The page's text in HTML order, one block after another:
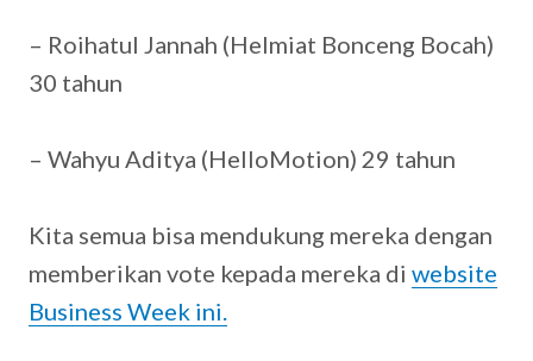
– Roihatul Jannah (Helmiat Bonceng Bocah)
30 tahun
– Wahyu Aditya (HelloMotion) 29 tahun
Kita semua bisa mendukung mereka dengan
memberikan vote kepada mereka di website
Business Week ini.